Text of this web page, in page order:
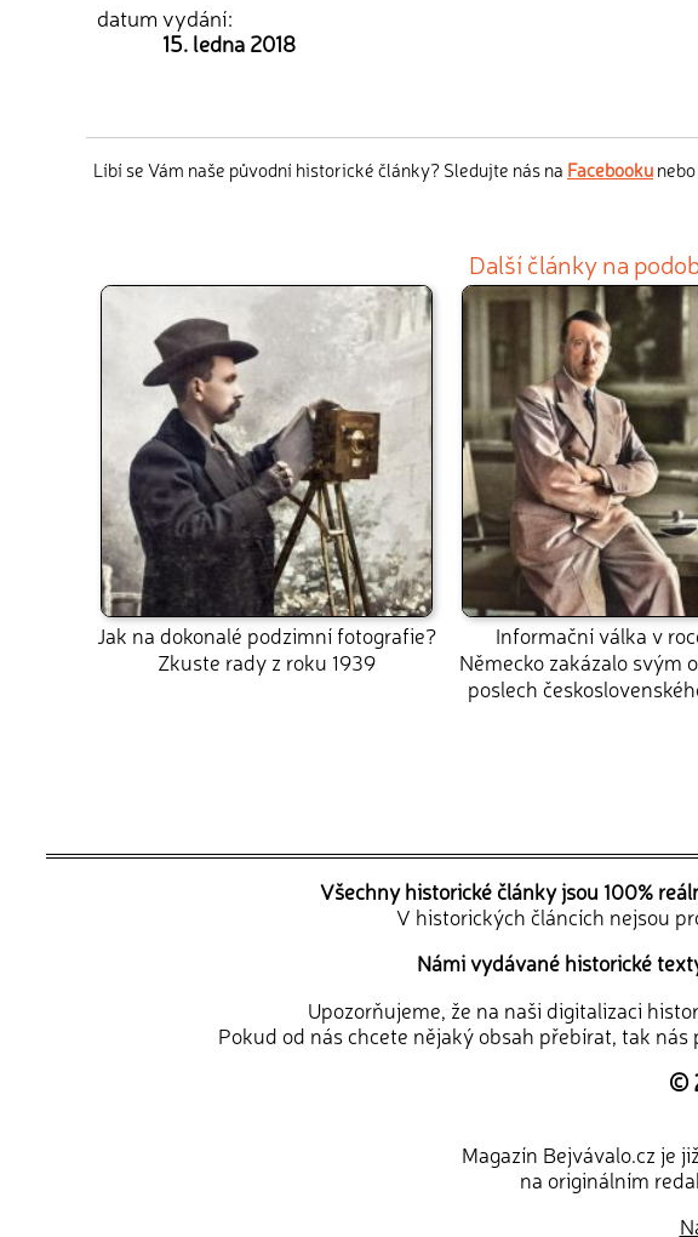
datum vydání:
15. ledna 2018
Líbí se Vám naše původní historické články? Sledujte nás na Facebooku
Další články na
Jak na dokonalé podzimní fotografie?
Zkuste rady z roku 1939
Informační válka v
Německo zakázalo svým
poslech
Všechny historické články jsou 100%
V historických článcích nejsou
Námi vydávané historické
Upozorňujeme, že na naši digitalizaci
Pokud od nás chcete nějaký obsah přebírat, tak nás
©
Magazín Bejvávalo.cz je
na originálním